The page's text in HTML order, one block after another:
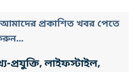
প্রকাশিত খবর পেতে
প্রযুক্তি, লাইফস্টাইল,